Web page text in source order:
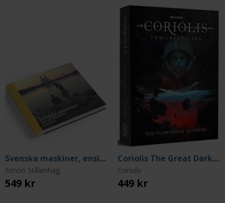
Svenska maskiner, ensligt belägna
Simon Stålenhag
549 kr
Coriolis The Great Dark: The Flowers of Algorab
Coriolis
449 kr